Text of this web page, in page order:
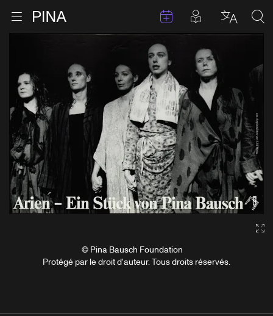
Ouvrir le menu Retour à la page d'accueil Évenements
Articles en
© Pina Bausch Foundation
Protégé par le droit d'auteur. Tous droits réservés.